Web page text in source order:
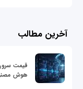
آخرین مطالب
هوش